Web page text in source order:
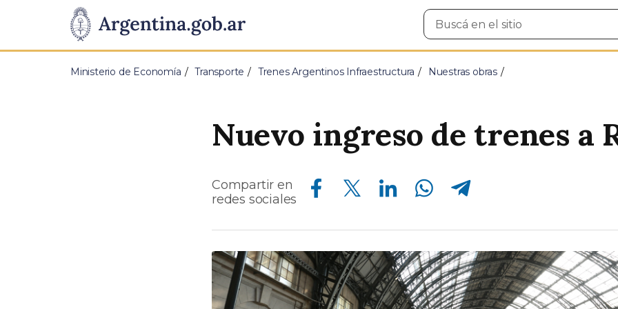
Presidencia
de
Pasar al contenido principal
Buscar
en
Ministerio de Economía Transporte Trenes Argentinos Infraestructura Nuestras obras
Nuevo ingreso de trenes a
Compartir en
redes sociales
Compartir en Facebook Compartir en Twitter Compartir en Linkedin Compartir en Whatsapp Compartir en Telegram